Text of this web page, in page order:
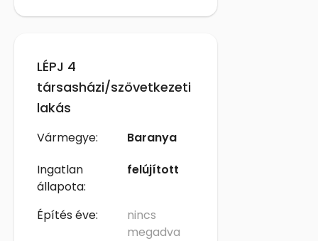
LÉPJ 4
társasházi/szövetkezeti
lakás
Vármegye:
Baranya
Ingatlan
állapota:
felújított
Építés éve:
nincs
megadva